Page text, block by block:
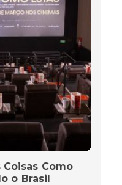
Como
o Brasil